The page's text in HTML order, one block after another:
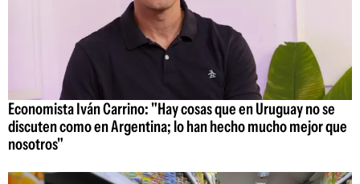
Economista Iván Carrino: "Hay cosas que en Uruguay no se
discuten como en Argentina; lo han hecho mucho mejor que
nosotros"